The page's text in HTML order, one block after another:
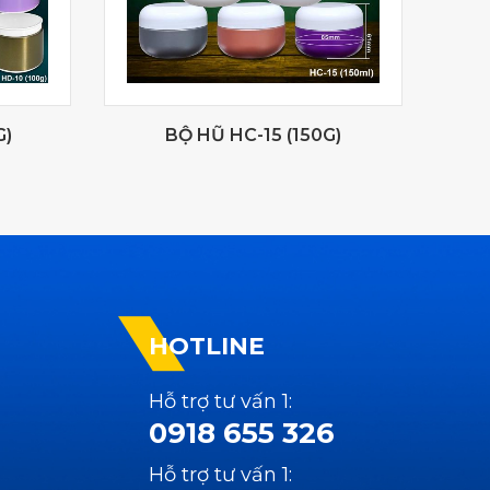
BỘ HŨ HC-15 (150G)
HOTLINE
Hỗ trợ tư vấn 1:
0918 655 326
Hỗ trợ tư vấn 1: